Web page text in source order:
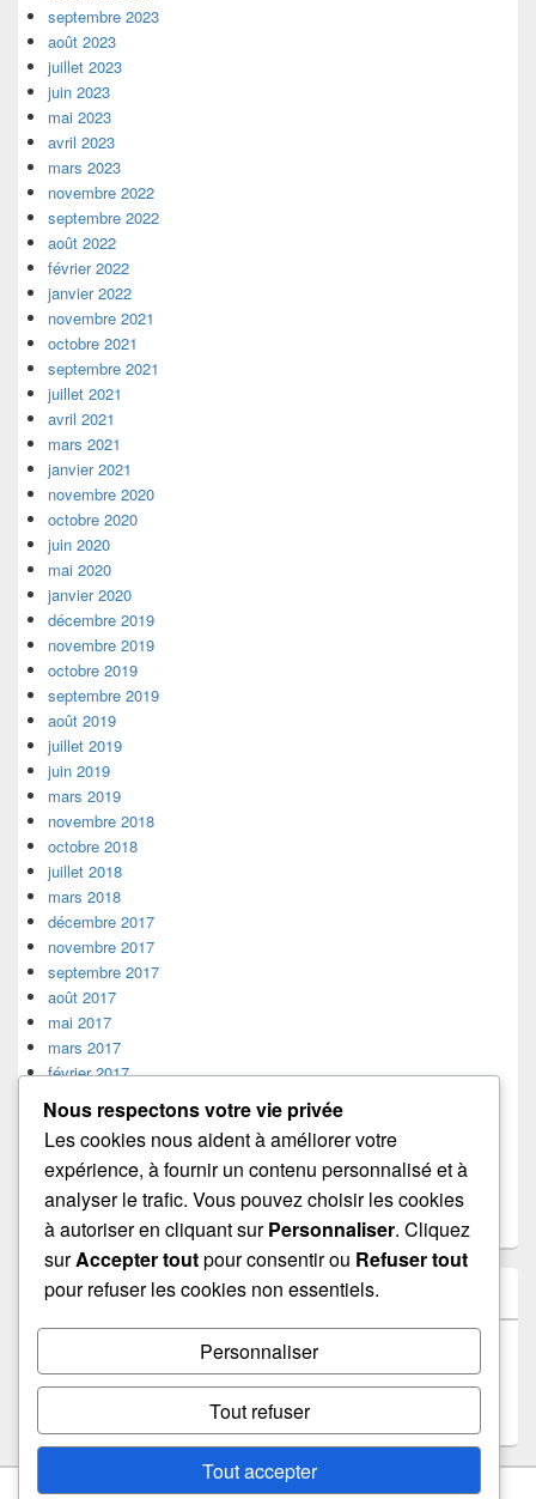
septembre 2023
août 2023
juillet 2023
juin 2023
mai 2023
avril 2023
mars 2023
novembre 2022
septembre 2022
août 2022
février 2022
janvier 2022
novembre 2021
octobre 2021
septembre 2021
juillet 2021
avril 2021
mars 2021
janvier 2021
novembre 2020
octobre 2020
juin 2020
mai 2020
janvier 2020
décembre 2019
novembre 2019
octobre 2019
septembre 2019
août 2019
juillet 2019
juin 2019
mars 2019
novembre 2018
octobre 2018
juillet 2018
mars 2018
décembre 2017
novembre 2017
septembre 2017
août 2017
mai 2017
mars 2017
février 2017
janvier 2017
décembre 2016
octobre 2016
juillet 2016
mars 2016
septembre 2015
MÉTA
Flux des publications
Flux des commentaires
Nous respectons votre vie privée
Les cookies nous aident à améliorer votre
expérience, à fournir un contenu personnalisé et à
analyser le trafic. Vous pouvez choisir les cookies
à autoriser en cliquant surPersonnaliser. Cliquez
surAccepter toutpour consentir ou Refuser tout
pour refuser les cookies non essentiels.
Personnaliser
Tout refuser
Tout accepter